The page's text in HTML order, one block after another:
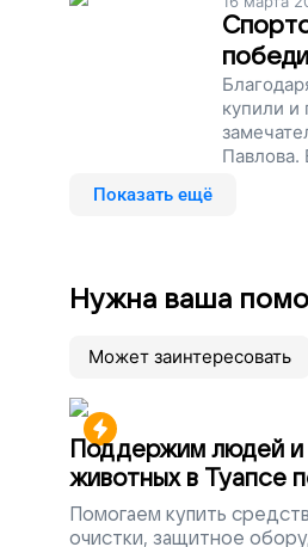
купили и
Павлова.
Показать ещё
Нужна ваша
Может заинтересовать
Поддержим людей и
животных в Туапсе
разлива мазута
Помогаем купить
очистки, защитное